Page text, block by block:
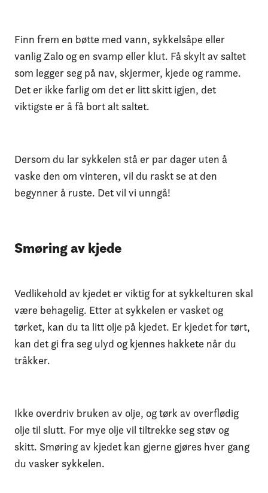
Finn frem en bøtte med vann, sykkelsåpe eller
vanlig Zalo og en svamp eller klut. Få skylt av saltet
som legger seg på nav, skjermer, kjede og ramme.
Det er ikke farlig om det er litt skitt igjen, det
viktigste er å få bort alt saltet.
Dersom du lar sykkelen stå er par dager uten å
vaske den om vinteren, vil du raskt se at den
begynner å ruste. Det vil vi unngå!
Smøring av kjede
Vedlikehold av kjedet er viktig for at sykkelturen skal
være behagelig. Etter at sykkelen er vasket og
tørket, kan du ta litt olje på kjedet. Er kjedet for tørt,
kan det gi fra seg ulyd og kjennes hakkete når du
tråkker.
Ikke overdriv bruken av olje, og tørk av overflødig
olje til slutt. For mye olje vil tiltrekke seg støv og
skitt. Smøring av kjedet kan gjerne gjøres hver gang
du vasker sykkelen.